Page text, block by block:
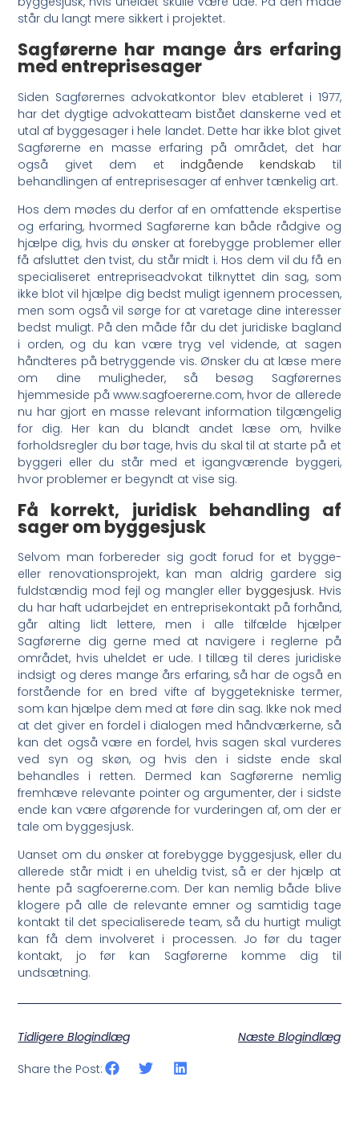
står du langt mere sikkert i projektet.
Sagførerne har mange års erfaring
med entreprisesager
Siden Sagførernes advokatkontor blev etableret i 1977,
har det dygtige advokatteam bistået danskerne ved et
utal af byggesager i hele landet. Dette har ikke blot givet
Sagførerne en masse erfaring på området, det har
også givet dem et indgående kendskab til
behandlingen af entreprisesager af enhver tænkelig art.
Hos dem mødes du derfor af en omfattende ekspertise
og erfaring, hvormed Sagførerne kan både rådgive og
hjælpe dig, hvis du ønsker at forebygge problemer eller
få afsluttet den tvist, du står midt i. Hos dem vil du få en
specialiseret entrepriseadvokat tilknyttet din sag, som
ikke blot vil hjælpe dig bedst muligt igennem processen,
men som også vil sørge for at varetage dine interesser
bedst muligt. På den måde får du det juridiske bagland
i orden, og du kan være tryg vel vidende, at sagen
håndteres på betryggende vis. Ønsker du at læse mere
om dine muligheder, så besøg Sagførernes
hjemmeside på www.sagfoererne.com, hvor de allerede
nu har gjort en masse relevant information tilgængelig
for dig. Her kan du blandt andet læse om, hvilke
forholdsregler du bør tage, hvis du skal til at starte på et
byggeri eller du står med et igangværende byggeri,
hvor problemer er begyndt at vise sig.
Få korrekt, juridisk behandling af
sager om byggesjusk
Selvom man forbereder sig godt forud for et bygge-
eller renovationsprojekt, kan man aldrig gardere sig
fuldstændig mod fejl og mangler eller byggesjusk. Hvis
du har haft udarbejdet en entreprisekontakt på forhånd,
går alting lidt lettere, men i alle tilfælde hjælper
Sagførerne dig gerne med at navigere i reglerne på
området, hvis uheldet er ude. I tillæg til deres juridiske
indsigt og deres mange års erfaring, så har de også en
forstående for en bred vifte af byggetekniske termer,
som kan hjælpe dem med at føre din sag. Ikke nok med
at det giver en fordel i dialogen med håndværkerne, så
kan det også være en fordel, hvis sagen skal vurderes
ved syn og skøn, og hvis den i sidste ende skal
behandles i retten. Dermed kan Sagførerne nemlig
fremhæve relevante pointer og argumenter, der i sidste
ende kan være afgørende for vurderingen af, om der er
tale om byggesjusk.
Uanset om du ønsker at forebygge byggesjusk, eller du
allerede står midt i en uheldig tvist, så er der hjælp at
hente på sagfoererne.com. Der kan nemlig både blive
klogere på alle de relevante emner og samtidig tage
kontakt til det specialiserede team, så du hurtigt muligt
kan få dem involveret i processen. Jo før du tager
kontakt, jo før kan Sagførerne komme dig til
undsætning.
Tidligere Blogindlæg Næste Blogindlæg
Share the Post: